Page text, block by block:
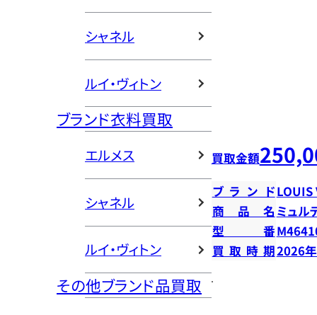
シャネル
ルイ・ヴィトン
ブランド衣料買取
エルメス
シャネル
ルイ・ヴィトン
その他ブランド品買取
買取金額
ブランドLOUIS
商品名 ミュル
型番
買取時期2026